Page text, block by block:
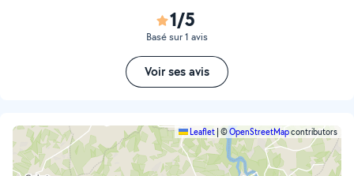
1/5
Basé sur 1 avis
Voir ses avis
Leaflet ©OpenStreetMapcontributors